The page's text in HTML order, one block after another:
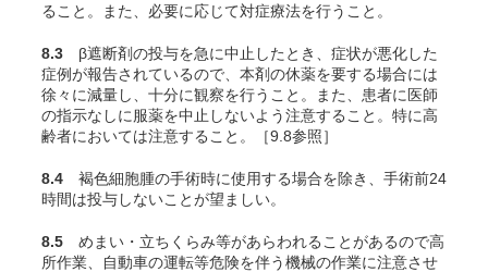
ること。また、必要に応じて対症療法を行うこと。
8.3 β遮断剤の投与を急に中止したとき、症状が悪化した
症例が報告されているので、本剤の休薬を要する場合には
徐々に減量し、十分に観察を行うこと。また、患者に医師
の指示なしに服薬を中止しないよう注意すること。特に高
齢者においては注意すること。［9.8参照］
8.4 褐色細胞腫の手術時に使用する場合を除き、手術前24
時間は投与しないことが望ましい。
8.5 めまい・立ちくらみ等があらわれることがあるので高
所作業、自動車の運転等危険を伴う機械の作業に注意させ